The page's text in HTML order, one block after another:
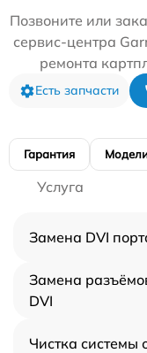
Позвоните или
сервис-центра
ремонта
Есть запчасти
Гарантия
Услуга
Замена DVI
Замена
DVI
Чистка системы